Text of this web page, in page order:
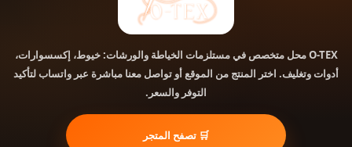
O-TEXمحل متخصص في مستلزمات الخياطة والورشات: خيوط، إكسسوارات،
أدوات وتغليف. اختر المنتج من الموقع أو تواصل معنا مباشرة عبر واتساب لتأكيد
التوفر والسعر.
🛒 تصفح المتجر